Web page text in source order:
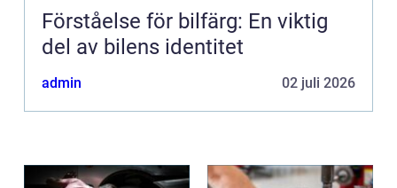
Förståelse för bilfärg: En viktig
del av bilens identitet
admin 02 juli 2026